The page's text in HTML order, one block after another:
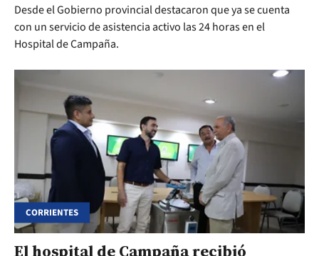
Desde el Gobierno provincial destacaron que ya se cuenta
con un servicio de asistencia activo las 24 horas en el
Hospital de Campaña.
CORRIENTES
El hospital de Campaña recibió